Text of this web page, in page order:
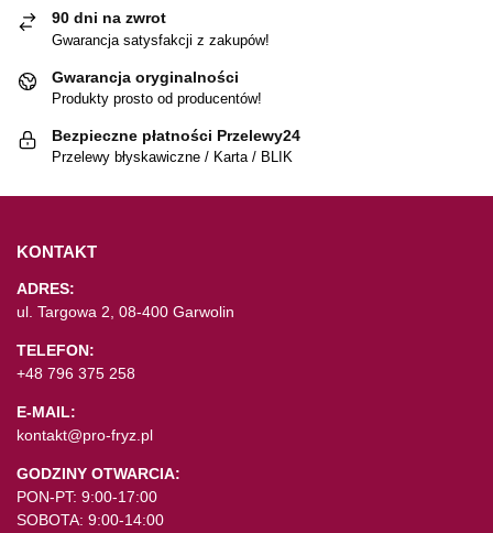
90 dni na zwrot
Gwarancja satysfakcji z zakupów!
Gwarancja oryginalności
Produkty prosto od producentów!
Bezpieczne płatności Przelewy24
Przelewy błyskawiczne / Karta / BLIK
KONTAKT
ADRES:
ul. Targowa 2, 08-400 Garwolin
TELEFON:
+48 796 375 258
E-MAIL:
kontakt@pro-fryz.pl
GODZINY OTWARCIA:
PON-PT: 9:00-17:00
SOBOTA: 9:00-14:00